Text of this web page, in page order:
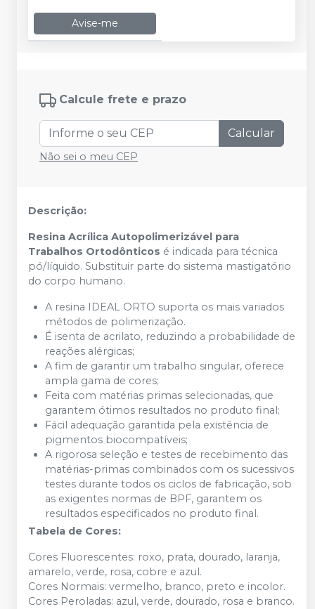
Avise-me
Calcule frete e prazo
Calcular
Não sei o meu CEP
Descrição:
Resina Acrílica Autopolimerizável para
Trabalhos Ortodônticos é indicada para técnica
pó/líquido. Substituir parte do sistema mastigatório
do corpo humano.
A resina IDEAL ORTO suporta os mais variados
métodos de polimerização.
É isenta de acrilato, reduzindo a probabilidade de
reações alérgicas;
A fim de garantir um trabalho singular, oferece
ampla gama de cores;
Feita com matérias primas selecionadas, que
garantem ótimos resultados no produto final;
Fácil adequação garantida pela existência de
pigmentos biocompatíveis;
A rigorosa seleção e testes de recebimento das
matérias-primas combinados com os sucessivos
testes durante todos os ciclos de fabricação, sob
as exigentes normas de BPF, garantem os
resultados especificados no produto final.
Tabela de Cores:
Cores Fluorescentes: roxo, prata, dourado, laranja,
amarelo, verde, rosa, cobre e azul.
Cores Normais: vermelho, branco, preto e incolor.
Cores Peroladas: azul, verde, dourado, rosa e branco.